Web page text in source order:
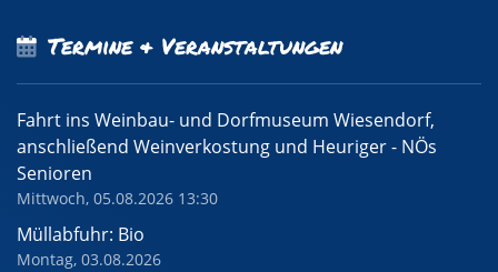
Termine & Veranstaltungen
Fahrt ins Weinbau- und Dorfmuseum Wiesendorf,
anschließend Weinverkostung und Heuriger - NÖs
Senioren
Mittwoch, 05.08.2026 13:30
Müllabfuhr: Bio
Montag, 03.08.2026